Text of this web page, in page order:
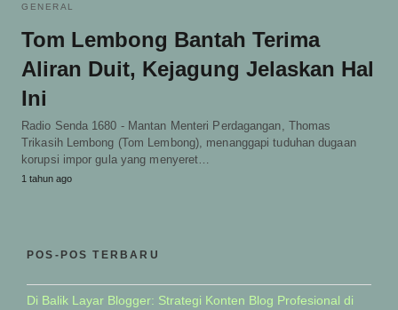
GENERAL
Tom Lembong Bantah Terima
Aliran Duit, Kejagung Jelaskan Hal
Ini
Radio Senda 1680 - Mantan Menteri Perdagangan, Thomas
Trikasih Lembong (Tom Lembong), menanggapi tuduhan dugaan
korupsi impor gula yang menyeret…
1 tahun ago
POS-POS TERBARU
Di Balik Layar Blogger: Strategi Konten Blog Profesional di